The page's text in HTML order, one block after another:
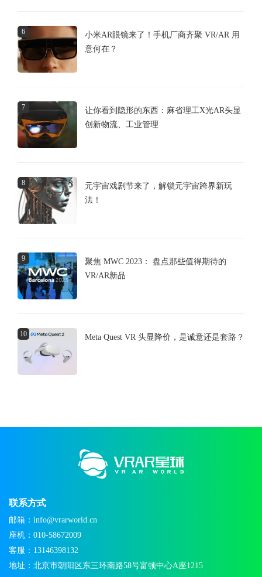
6
小米AR眼镜来了！手机厂商齐聚 VR/AR 用
意何在？
7
让你看到隐形的东西：麻省理工X光AR头显
创新物流、工业管理
8
元宇宙戏剧节来了，解锁元宇宙跨界新玩
法！
9
聚焦 MWC 2023： 盘点那些值得期待的
VR/AR新品
10 Meta Quest VR 头显降价，是诚意还是套路？
联系方式
邮箱：info@vrarworld.cn
座机：010-58672009
客服：13146398132
地址：北京市朝阳区东三环南路58号富顿中心A座1215